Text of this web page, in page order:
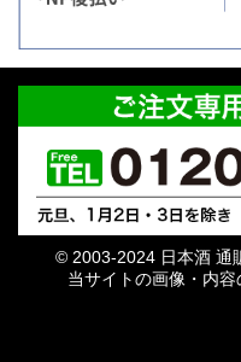
© 2003-2024 日本酒 通
当サイトの画像・内容